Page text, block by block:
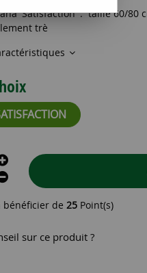
'Satisfaction' : taille 60/80
trè
bénéficier de 25 Point(s)
sur ce produit ?